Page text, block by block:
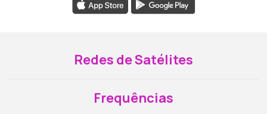
Redes de Satélites
Frequências